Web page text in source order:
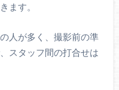
ます。
人が多く、撮影前の準
スタッフ間の打合せは